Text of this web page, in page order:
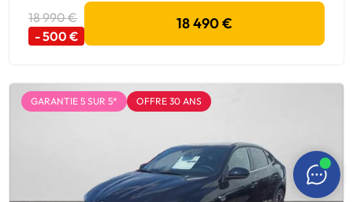
18 990 €
- 500 €
18 490 €
GARANTIE 5 SUR 5* OFFRE 30 ANS